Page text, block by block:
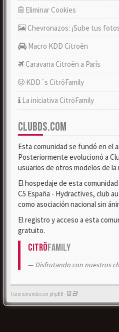
Eliminar Cookies
Chevronazos: ¡Sube tus
Macro KDD Citroën
Caravana Citroën a París
KDD´s CitröFamily
La iniciativa CitröFamily
CLUBDS.COM
Esta comunidad se fundó en el
Posteriormente evolucionó a
usuarios de otros modelos de la
El hospedaje de esta
C5 España - Hydractives, club
como asociación nacional sin
El registro y acceso a esta
gratuito.
CitröFamily
Disfrutando con nuestros
Funcionando con phpBB -